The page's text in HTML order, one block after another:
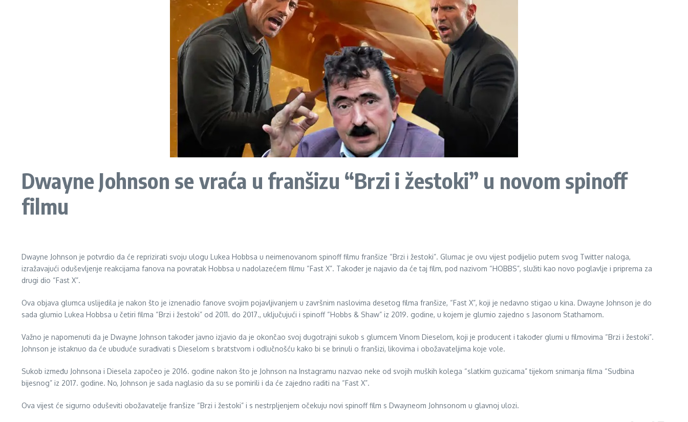
Dwayne Johnson se vraća u franšizu “Brzi i žestoki” u novom spinoff
filmu
Dwayne Johnson je potvrdio da će reprizirati svoju ulogu Lukea Hobbsa u neimenovanom spinoff filmu franšize “Brzi i žestoki”. Glumac je ovu vijest podijelio putem svog Twitter naloga,
izražavajući oduševljenje reakcijama fanova na povratak Hobbsa u nadolazećem filmu “Fast X”. Također je najavio da će taj film, pod nazivom “HOBBS”, služiti kao novo poglavlje i priprema za
drugi dio “Fast X”.
Ova objava glumca uslijedila je nakon što je iznenadio fanove svojim pojavljivanjem u završnim naslovima desetog filma franšize, “Fast X”, koji je nedavno stigao u kina. Dwayne Johnson je do
sada glumio Lukea Hobbsa u četiri filma “Brzi i žestoki” od 2011. do 2017., uključujući i spinoff “Hobbs & Shaw” iz 2019. godine, u kojem je glumio zajedno s Jasonom Stathamom.
Važno je napomenuti da je Dwayne Johnson također javno izjavio da je okončao svoj dugotrajni sukob s glumcem Vinom Dieselom, koji je producent i također glumi u filmovima “Brzi i žestoki”.
Johnson je istaknuo da će ubuduće surađivati s Dieselom s bratstvom i odlučnošću kako bi se brinuli o franšizi, likovima i obožavateljima koje vole.
Sukob između Johnsona i Diesela započeo je 2016. godine nakon što je Johnson na Instagramu nazvao neke od svojih muških kolega “slatkim guzicama” tijekom snimanja filma “Sudbina
bijesnog” iz 2017. godine. No, Johnson je sada naglasio da su se pomirili i da će zajedno raditi na “Fast X”.
Ova vijest će sigurno oduševiti obožavatelje franšize “Brzi i žestoki” i s nestrpljenjem očekuju novi spinoff film s Dwayneom Johnsonom u glavnoj ulozi.